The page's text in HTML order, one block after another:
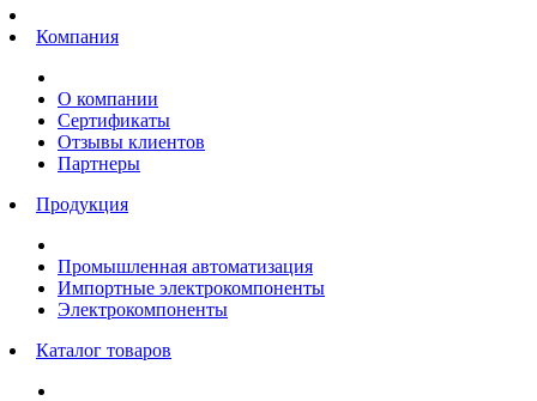
Компания
О компании
Сертификаты
Отзывы клиентов
Партнеры
Продукция
Промышленная автоматизация
Импортные электрокомпоненты
Электрокомпоненты
Каталог товаров